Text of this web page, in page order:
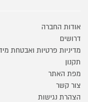
אודות החברה
דרושים
מדיניות פרטיות ואבטחת
תקנון
מפת האתר
צור קשר
הצהרת נגישות